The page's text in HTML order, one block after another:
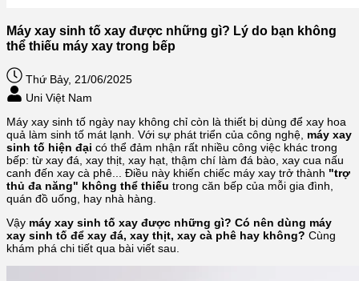
Máy xay sinh tố xay được những gì? Lý do bạn không
thể thiếu máy xay trong bếp
Thứ Bảy, 21/06/2025
Uni Việt Nam
Máy xay sinh tố ngày nay không chỉ còn là thiết bị dùng để xay hoa
quả làm sinh tố mát lạnh. Với sự phát triển của công nghệ, máy xay
sinh tố hiện đại có thể đảm nhận rất nhiều công việc khác trong
bếp: từ xay đá, xay thịt, xay hạt, thậm chí làm đá bào, xay cua nấu
canh đến xay cà phê... Điều này khiến chiếc máy xay trở thành "trợ
thủ đa năng" không thể thiếu trong căn bếp của mỗi gia đình,
quán đồ uống, hay nhà hàng.
Vậy máy xay sinh tố xay được những gì? Có nên dùng máy
xay sinh tố để xay đá, xay thịt, xay cà phê hay không? Cùng
khám phá chi tiết qua bài viết sau.